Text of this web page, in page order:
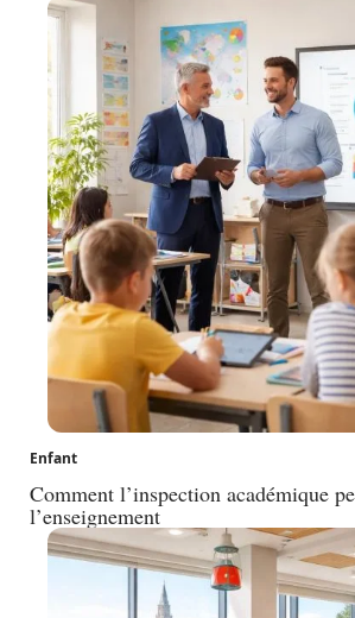
Enfant
Comment l’inspection académique
l’enseignement